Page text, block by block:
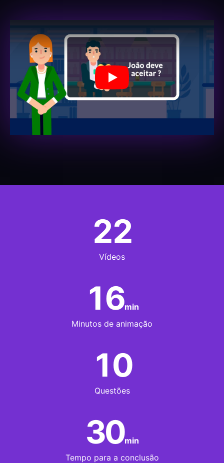
Play
22
Vídeos
16min
Minutos de animação
10
Questões
30min
Tempo para a conclusão